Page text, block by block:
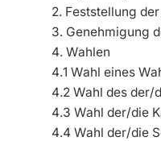
2. Feststellung
3. Genehmigung
4. Wahlen
4.1 Wahl eines
4.2 Wahl des der/
4.3 Wahl der/die
4.4 Wahl der/die